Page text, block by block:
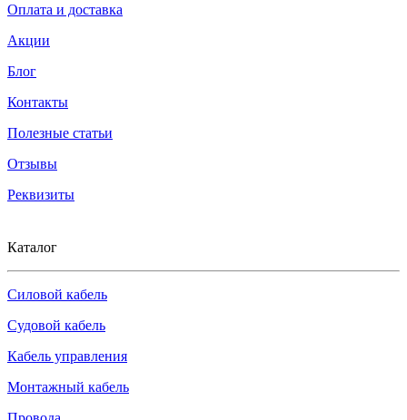
Оплата и доставка
Акции
Блог
Контакты
Полезные статьи
Отзывы
Реквизиты
Каталог
Силовой кабель
Судовой кабель
Кабель управления
Монтажный кабель